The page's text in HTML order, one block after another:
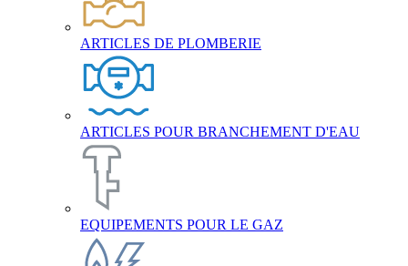
ARTICLES DE PLOMBERIE
ARTICLES POUR BRANCHEMENT D'EAU
EQUIPEMENTS POUR LE GAZ